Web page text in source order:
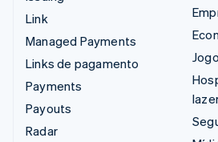
Link
Managed Payments
Links de pagamento
Payments
Payouts
Radar